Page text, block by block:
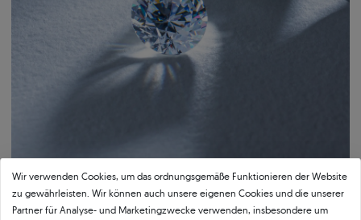
Bestätigte Qualität von SAVICKI
Wir verwenden Cookies, um das ordnungsgemäße Funktionieren der Website
zu gewährleisten. Wir können auch unsere eigenen Cookies und die unserer
Partner für Analyse- und Marketingzwecke verwenden, insbesondere um